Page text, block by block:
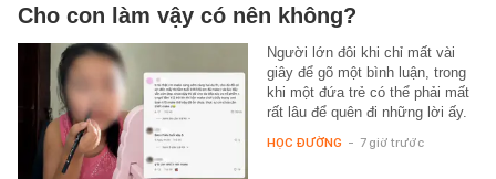
Cho con làm vậy có nên không?
Người lớn đôi khi chỉ mất vài
giây để gõ một bình luận, trong
khi một đứa trẻ có thể phải mất
rất lâu để quên đi những lời ấy.
HỌC ĐƯỜNG - 7 giờ trước